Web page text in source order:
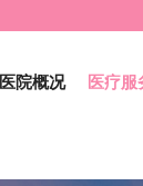
医院概况 医疗服